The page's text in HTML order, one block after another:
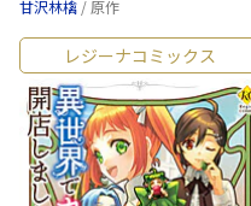
甘沢林檎 / 原作
レジーナコミックス